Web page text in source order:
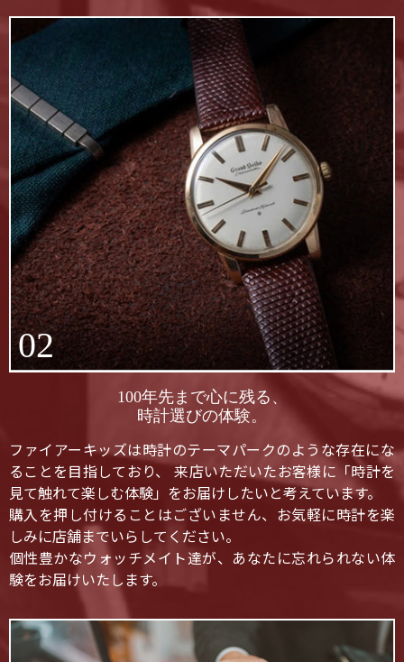
02
100年先まで心に残る、
時計選びの体験。
ファイアーキッズは時計のテーマパークのような存在にな
ることを目指しており、 来店いただいたお客様に「時計を
見て触れて楽しむ体験」をお届けしたいと考えています。
購入を押し付けることはございません、お気軽に時計を楽
しみに店舗までいらしてください。
個性豊かなウォッチメイト達が、あなたに忘れられない体
験をお届けいたします。